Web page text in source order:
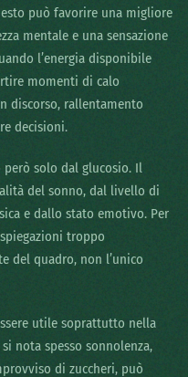
può favorire una migliore
mentale e una sensazione
l’energia disponibile
momenti di calo
discorso, rallentamento
decisioni.
solo dal glucosio. Il
del sonno, dal livello di
e dallo stato emotivo. Per
troppo
del quadro, non l’unico
utile soprattutto nella
nota spesso sonnolenza,
di zuccheri, può